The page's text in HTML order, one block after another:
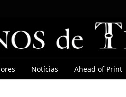
Notícias Ahead of Print